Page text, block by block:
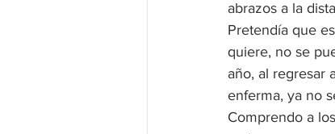
abrazos a la
Pretendía que
quiere, no se
año, al regresar
enferma, ya no
Comprendo a